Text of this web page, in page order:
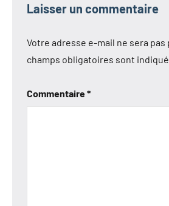
Laisser un commentaire
Votre adresse e-mail ne sera pas
champs obligatoires sont
Commentaire*